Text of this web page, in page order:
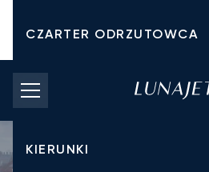
CZARTER ODRZUTOWCA
KOSZTY CZARTERU
PRYWATNE ODRZUTOWCE
KIERUNKI